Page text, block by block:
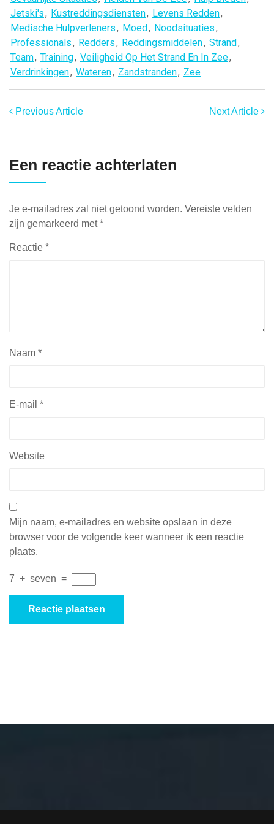
Jetski's, Kustreddingsdiensten, Levens Redden,
Medische Hulpverleners, Moed, Noodsituaties,
Professionals, Redders, Reddingsmiddelen, Strand,
Team, Training, Veiligheid Op Het Strand En In Zee,
Verdrinkingen, Wateren, Zandstranden, Zee
Previous Article Next Article
Een reactie achterlaten
Je e-mailadres zal niet getoond worden. Vereiste velden
zijn gemarkeerd met*
Reactie *
Naam *
E-mail *
Website
Mijn naam, e-mailadres en website opslaan in deze
browser voor de volgende keer wanneer ik een reactie
plaats.
7 + seven =